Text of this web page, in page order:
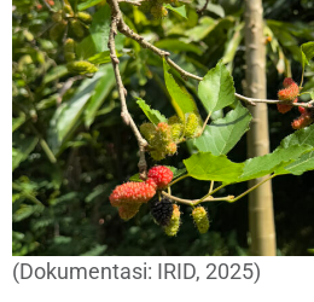
(Dokumentasi: IRID, 2025)